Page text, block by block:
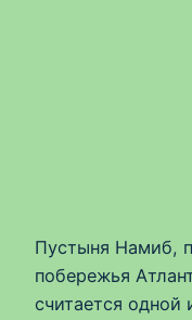
Пустыня Намиб,
побережья
считается одной